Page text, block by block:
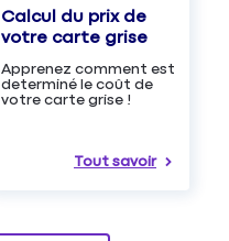
Calcul du prix de
votre carte grise
Apprenez comment est
determiné le coût de
votre carte grise !
Tout savoir